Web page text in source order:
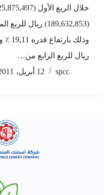
(189,632,853) ريال
ريال للربع الرابع من…
spcc
12 أبريل، 2011